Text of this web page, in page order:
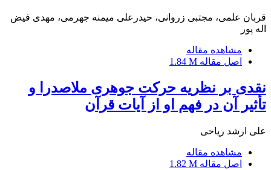
قربان علمی، مجتبی زروانی، حیدرعلی میمنه جهرمی، مهدی فیض
اله پور
مشاهده مقاله
اصل مقاله 1.84 M
نقدی بر نظریه حرکت جوهری ملاصدرا و
تأثیر آن در فهم او از آیات قرآن
علی ارشد ریاحی
مشاهده مقاله
اصل مقاله 1.82 M